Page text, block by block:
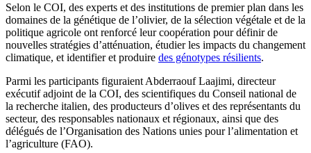
Selon le COI, des experts et des institutions de premier plan dans les
domaines de la génétique de l’olivier, de la sélection végétale et de la
politique agricole ont renforcé leur coopération pour définir de
nouvelles stratégies d’atténuation, étudier les impacts du changement
climatique, et identifier et produire des génotypes résilients.
Parmi les participants figuraient Abderraouf Laajimi, directeur
exécutif adjoint de la COI, des scientifiques du Conseil national de
la recherche italien, des producteurs d’olives et des représentants du
secteur, des responsables nationaux et régionaux, ainsi que des
délégués de l’Organisation des Nations unies pour l’alimentation et
l’agriculture (FAO).